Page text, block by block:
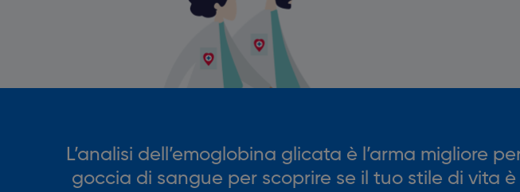
L’analisi dell’emoglobina glicata è l’arma migliore
goccia di sangue per scoprire se il tuo stile di vita